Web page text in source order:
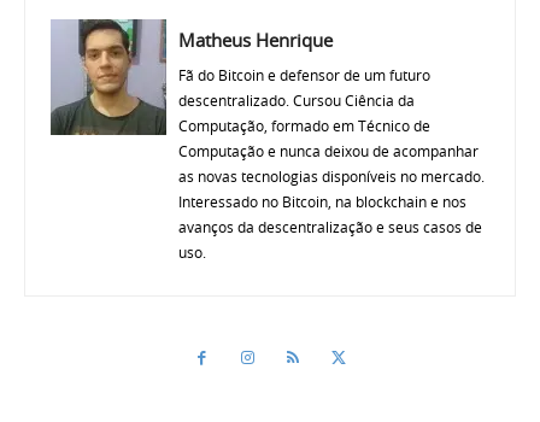
Matheus Henrique
Fã do Bitcoin e defensor de um futuro
descentralizado. Cursou Ciência da
Computação, formado em Técnico de
Computação e nunca deixou de acompanhar
as novas tecnologias disponíveis no mercado.
Interessado no Bitcoin, na blockchain e nos
avanços da descentralização e seus casos de
uso.